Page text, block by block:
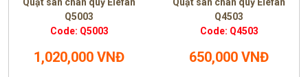
Q5003
Code: Q5003
1,020,000 VNĐ
Q4503
Code: Q4503
650,000 VNĐ